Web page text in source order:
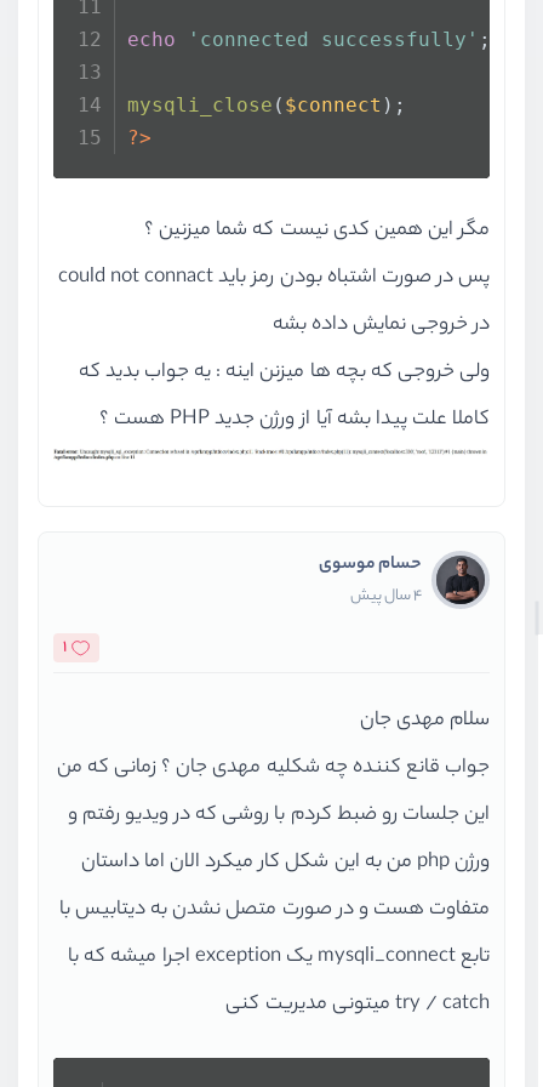
echo 'connected successfully' ;
mysqli_close ( $connect );
?>
مگر این همین کدی نیست که شما میزنین ؟
پس در صورت اشتباه بودن رمز باید could not connact
در خروجی نمایش داده بشه
ولی خروجی که بچه ها میزنن اینه : یه جواب بدید که
کاملا علت پیدا بشه آیا از ورژن جدید PHP هست ؟
حسام موسوی
4 سال پیش
1
سلام مهدی جان
جواب قانع کننده چه شکلیه مهدی جان ؟ زمانی که من
این جلسات رو ضبط کردم با روشی که در ویدیو رفتم و
ورژن php من به این شکل کار میکرد الان اما داستان
متفاوت هست و در صورت متصل نشدن به دیتابیس با
تابع mysqli_connect یک exception اجرا میشه که با
try / catch میتونی مدیریت کنی